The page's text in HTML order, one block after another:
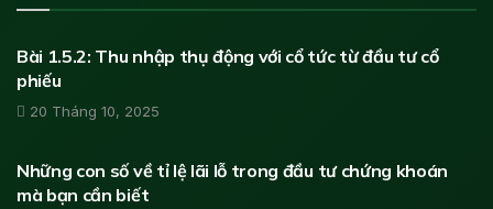
HỌC ĐẦU TƯ CHỨNG KHOÁN
Bài 1.5.2: Thu nhập thụ động với cổ tức từ đầu tư cổ
phiếu
20 Tháng 10, 2025
Những con số về tỉ lệ lãi lỗ trong đầu tư chứng khoán
mà bạn cần biết